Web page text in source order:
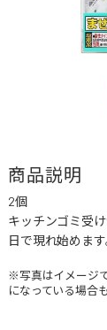
商品説明
2個
キッチンゴミ受
日で現れ始めます
※写真はイメージ
になっている場合